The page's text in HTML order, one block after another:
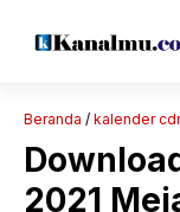
Beranda / kalender cdr
2021